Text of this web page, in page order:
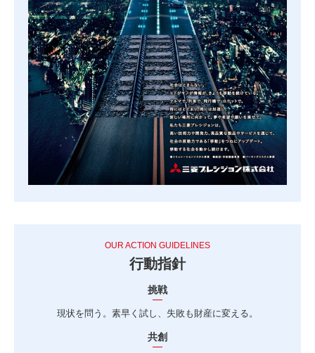
OUR ACTION GUIDELINES
行動指針
挑戦
現状を問う。素早く試し、失敗も財産に変える。
共創